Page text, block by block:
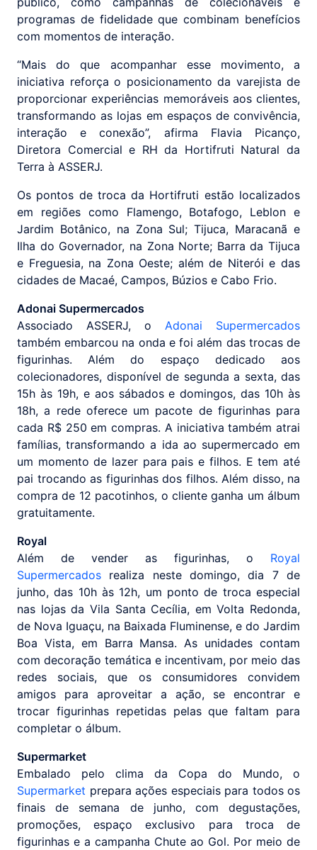
programas de fidelidade que combinam benefícios
com momentos de interação.
“Mais do que acompanhar esse movimento, a
iniciativa reforça o posicionamento da varejista de
proporcionar experiências memoráveis aos clientes,
transformando as lojas em espaços de convivência,
interação e conexão”, afirma Flavia Picanço,
Diretora Comercial e RH da Hortifruti Natural da
Terra à ASSERJ.
Os pontos de troca da Hortifruti estão localizados
em regiões como Flamengo, Botafogo, Leblon e
Jardim Botânico, na Zona Sul; Tijuca, Maracanã e
Ilha do Governador, na Zona Norte; Barra da Tijuca
e Freguesia, na Zona Oeste; além de Niterói e das
cidades de Macaé, Campos, Búzios e Cabo Frio.
Adonai Supermercados
Associado ASSERJ, o Adonai Supermercados
também embarcou na onda e foi além das trocas de
figurinhas. Além do espaço dedicado aos
colecionadores, disponível de segunda a sexta, das
15h às 19h, e aos sábados e domingos, das 10h às
18h, a rede oferece um pacote de figurinhas para
cada R$ 250 em compras. A iniciativa também atrai
famílias, transformando a ida ao supermercado em
um momento de lazer para pais e filhos. E tem até
pai trocando as figurinhas dos filhos. Além disso, na
compra de 12 pacotinhos, o cliente ganha um álbum
gratuitamente.
Royal
Além de vender as figurinhas, o Royal
Supermercados realiza neste domingo, dia 7 de
junho, das 10h às 12h, um ponto de troca especial
nas lojas da Vila Santa Cecília, em Volta Redonda,
de Nova Iguaçu, na Baixada Fluminense, e do Jardim
Boa Vista, em Barra Mansa. As unidades contam
com decoração temática e incentivam, por meio das
redes sociais, que os consumidores convidem
amigos para aproveitar a ação, se encontrar e
trocar figurinhas repetidas pelas que faltam para
completar o álbum.
Supermarket
Embalado pelo clima da Copa do Mundo, o
Supermarket prepara ações especiais para todos os
finais de semana de junho, com degustações,
promoções, espaço exclusivo para troca de
figurinhas e a campanha Chute ao Gol. Por meio de